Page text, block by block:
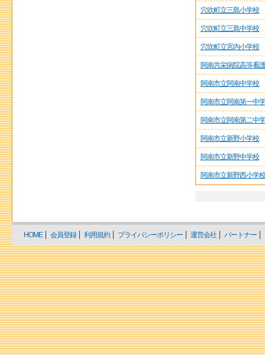
穴吹町立三島小学校
穴吹町立三島中学校
穴吹町立宮内小学校
阿南共栄病院高等看
阿南市立阿南中学校
阿南市立阿南第一中
阿南市立阿南第二中
阿南市立新野小学校
阿南市立新野中学校
阿南市立新野西小学校
HOME 会員登録 利用規約 プライバシーポリシー 運営会社 パートナー